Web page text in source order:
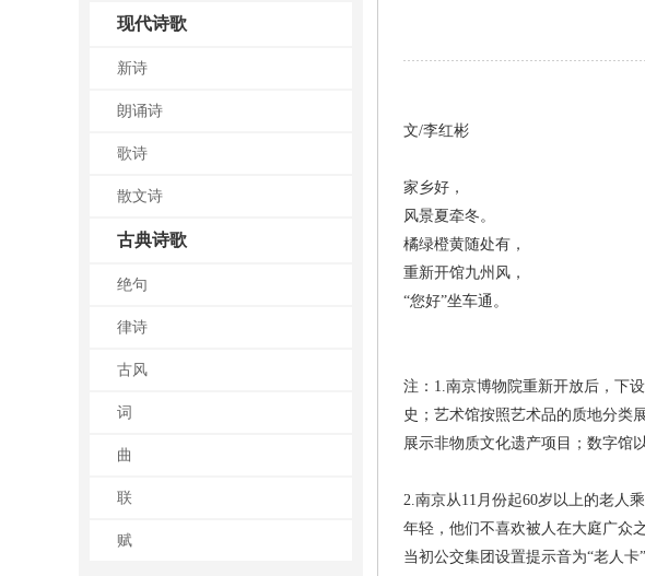
现代诗歌
新诗
朗诵诗
歌诗
散文诗
古典诗歌
绝句
律诗
古风
词
曲
联
赋
文/李红彬
家乡好，
风景夏牵冬。
橘绿橙黄随处有，
重新开馆九州风，
“您好”坐车通。
注：1.南京博物院重新开放后，下
史；艺术馆按照艺术品的质地分类
展示非物质文化遗产项目；数字馆
2.南京从11月份起60岁以上的老人
年轻，他们不喜欢被人在大庭广众
当初公交集团设置提示音为“老人